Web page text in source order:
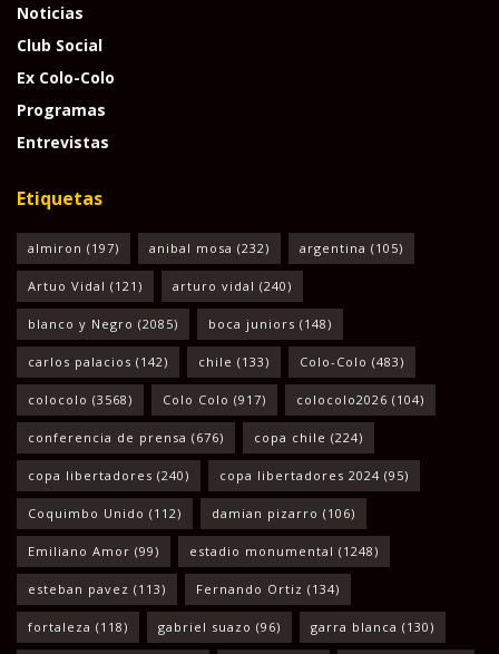
Noticias
Club Social
Ex Colo-Colo
Programas
Entrevistas
Etiquetas
almiron (197) anibal mosa (232) argentina (105)
Artuo Vidal (121) arturo vidal (240)
blanco y Negro (2085) boca juniors (148)
carlos palacios (142) chile (133) Colo-Colo (483)
colocolo (3568) Colo Colo (917) colocolo2026 (104)
conferencia de prensa (676) copa chile (224)
copa libertadores (240) copa libertadores 2024 (95)
Coquimbo Unido (112) damian pizarro (106)
Emiliano Amor (99) estadio monumental (1248)
esteban pavez (113) Fernando Ortiz (134)
fortaleza (118) gabriel suazo (96) garra blanca (130)